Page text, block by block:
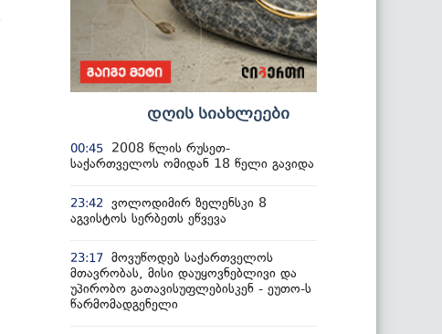
დღის სიახლეები
00:45
2008 წლის რუსეთ-
საქართველოს ომიდან 18 წელი გავიდა
23:42
ვოლოდიმირ ზელენსკი 8
აგვისტოს სერბეთს ეწვევა
23:17 მოვუწოდებ საქართველოს
მთავრობას, მისი დაუყოვნებლივი და
უპირობო გათავისუფლებისკენ - ეუთო-ს
წარმომადგენელი